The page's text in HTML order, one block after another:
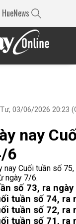
HueNews
03/06/2026 20:23
nay
6
nay Cuối tuần số
ngày 7/6.
số 73, ra ngày
tuần số 74, ra
tuần số 72, ra
tuần số 71, ra